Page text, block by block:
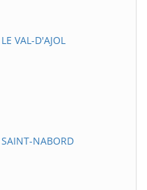
VAL-D'AJOL
NABORD